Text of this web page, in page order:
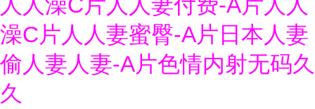
澡C片人人妻蜜臀-A片日本人妻
偷人妻人妻-A片色情内射无码久
久